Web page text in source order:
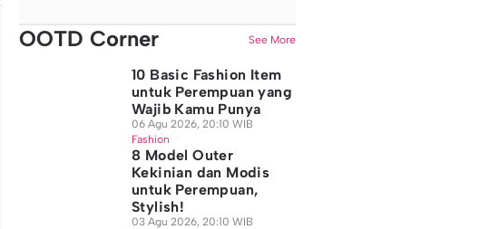
OOTD Corner See More
10 Basic Fashion Item
untuk Perempuan yang
Wajib Kamu Punya
06 Agu 2026, 20:10 WIB
Fashion
8 Model Outer
Kekinian dan Modis
untuk Perempuan,
Stylish!
03 Agu 2026, 20:10 WIB